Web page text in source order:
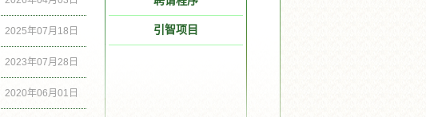
2025年07月18日
2023年07月28日
2020年06月01日
引智项目